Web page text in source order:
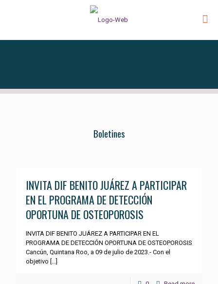
Boletines
INVITA DIF BENITO JUÁREZ A PARTICIPAR
EN EL PROGRAMA DE DETECCIÓN
OPORTUNA DE OSTEOPOROSIS
INVITA DIF BENITO JUÁREZ A PARTICIPAR EN EL
PROGRAMA DE DETECCIÓN OPORTUNA DE OSTEOPOROSIS
Cancún, Quintana Roo, a 09 de julio de 2023.- Con el
objetivo […]